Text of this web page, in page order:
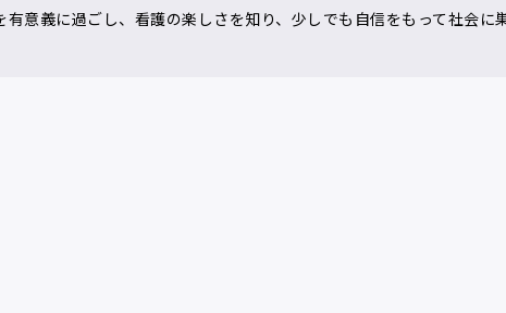
有意義に過ごし、看護の楽しさを知り、少しでも自信をもって社会に